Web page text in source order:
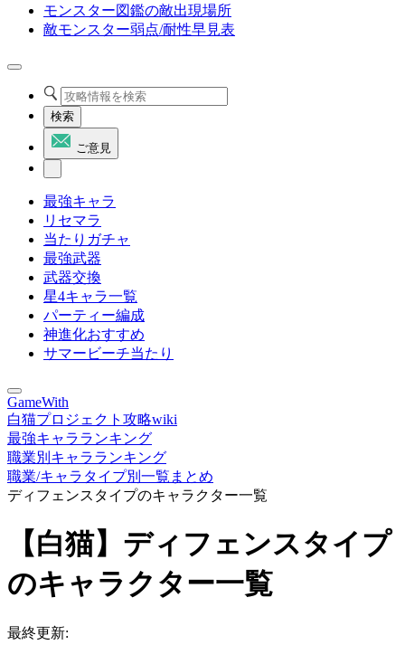
モンスター図鑑の敵出現場所
敵モンスター弱点/耐性早見表
検索
ご意見
最強キャラ
リセマラ
当たりガチャ
最強武器
武器交換
星4キャラ一覧
パーティー編成
神進化おすすめ
サマービーチ当たり
GameWith
白猫プロジェクト攻略wiki
最強キャラランキング
職業別キャラランキング
職業/キャラタイプ別一覧まとめ
ディフェンスタイプのキャラクター一覧
【白猫】ディフェンスタイプ
のキャラクター一覧
最終更新: